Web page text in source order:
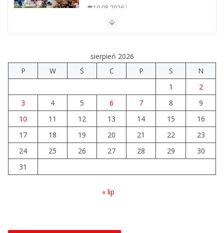
10.08.2026
Akademia Sportu rozpoczęła przygotowania do
nowego sezonu
07.08.2026
Nowy samochód zaopatrzeniowy
dla strażaków z Turku
sierpień 2026
P
W Ś C P S
N
1
2
3
4 5 6 7 8
9
10
11 12 13 14 15
16
17
18 19 20 21 22
23
24
25 26 27 28 29
30
31
« lip